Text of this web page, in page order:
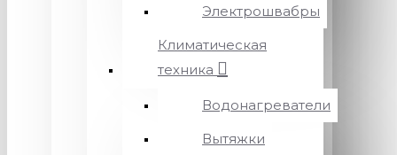
Электрошвабры
Климатическая
техника
Водонагреватели
Вытяжки